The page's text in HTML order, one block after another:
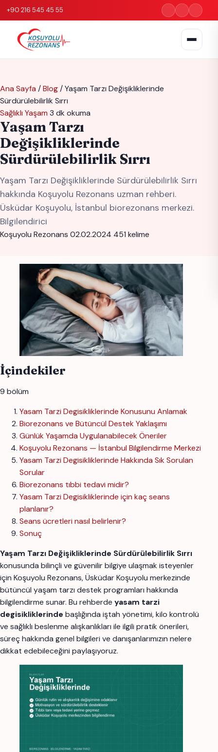
+90 216 545 45 55
Ana Sayfa /Blog/Yaşam Tarzı Değişikliklerinde
Sürdürülebilirlik Sırrı
Sağlıklı Yaşam 3 dk okuma
Yaşam Tarzı
Değişikliklerinde
Sürdürülebilirlik Sırrı
Yaşam Tarzı Değişikliklerinde Sürdürülebilirlik Sırrı
hakkında Koşuyolu Rezonans uzman rehberi.
Üsküdar Koşuyolu, İstanbul biorezonans merkezi.
Bilgilendirici
Koşuyolu Rezonans 02.02.2024 451 kelime
İçindekiler
9 bölüm
Yasam Tarzi Degisikliklerinde Konusunu Anlamak
Biorezonans ve Bütüncül Destek Yaklaşımı
Günlük Yaşamda Uygulanabilecek Öneriler
Koşuyolu Rezonans — İstanbul Bilgilendirme Merkezi
Yasam Tarzi Degisikliklerinde Hakkında Sık Sorulan
Sorular
Biorezonans tıbbi tedavi midir?
Yasam Tarzi Degisikliklerinde için kaç seans
planlanır?
Seans ücretleri nasıl belirlenir?
Sonuç
Yaşam Tarzı Değişikliklerinde Sürdürülebilirlik Sırrı
konusunda bilinçli ve güvenilir bilgiye ulaşmak isteyenler
için Koşuyolu Rezonans, Üsküdar Koşuyolu merkezinde
bütüncül yaşam tarzı destek programları hakkında
bilgilendirme sunar. Bu rehberde yasam tarzi
degisikliklerinde başlığında iştah yönetimi, kilo kontrolü
ve sağlıklı beslenme alışkanlıkları ile ilgili pratik önerileri,
süreç hakkında genel bilgileri ve danışanlarımızın nelere
dikkat edebileceğini paylaşıyoruz.